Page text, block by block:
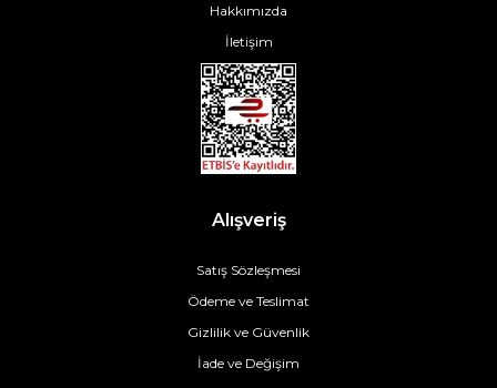
Hakkımızda
İletişim
Alışveriş
Satış Sözleşmesi
Ödeme ve Teslimat
Gizlilik ve Güvenlik
İade ve Değişim